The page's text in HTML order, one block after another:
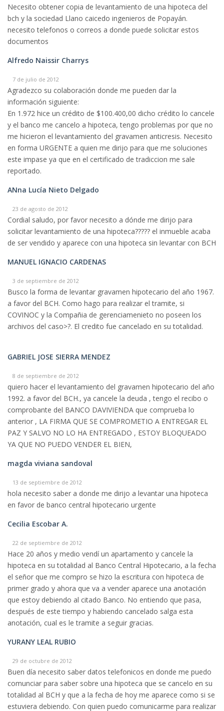
Necesito obtener copia de levantamiento de una hipoteca del
bch y la sociedad Llano caicedo ingenieros de Popayán.
necesito telefonos o correos a donde puede solicitar estos
documentos
Alfredo Naissir Charrys
7 de julio de 2012
Agradezco su colaboración donde me pueden dar la
información siguiente:
En 1.972 hice un crédito de $100.400,00 dicho crédito lo cancele
y el banco me cancelo a hipoteca, tengo problemas por que no
me hicieron el levantamiento del gravamen anticresis. Necesito
en forma URGENTE a quien me dirijo para que me soluciones
este impase ya que en el certificado de tradiccion me sale
reportado.
ANna Lucía Nieto Delgado
23 de agosto de 2012
Cordial saludo, por favor necesito a dónde me dirijo para
solicitar levantamiento de una hipoteca????? el inmueble acaba
de ser vendido y aparece con una hipoteca sin levantar con BCH
MANUEL IGNACIO CARDENAS
3 de septiembre de 2012
Busco la forma de levantar gravamen hipotecario del año 1967.
a favor del BCH. Como hago para realizar el tramite, si
COVINOC y la Compañia de gerenciamenieto no poseen los
archivos del caso>?. El credito fue cancelado en su totalidad.
GABRIEL JOSE SIERRA MENDEZ
8 de septiembre de 2012
quiero hacer el levantamiento del gravamen hipotecario del año
1992. a favor del BCH., ya cancele la deuda , tengo el recibo o
comprobante del BANCO DAVIVIENDA que comprueba lo
anterior , LA FIRMA QUE SE COMPROMETIO A ENTREGAR EL
PAZ Y SALVO NO LO HA ENTREGADO , ESTOY BLOQUEADO
YA QUE NO PUEDO VENDER EL BIEN,
magda viviana sandoval
13 de septiembre de 2012
hola necesito saber a donde me dirijo a levantar una hipoteca
en favor de banco central hipotecario urgente
Cecilia Escobar A.
22 de septiembre de 2012
Hace 20 años y medio vendí un apartamento y cancele la
hipoteca en su totalidad al Banco Central Hipotecario, a la fecha
el señor que me compro se hizo la escritura con hipoteca de
primer grado y ahora que va a vender aparece una anotación
que estoy debiendo al citado Banco. No entiendo que pasa,
después de este tiempo y habiendo cancelado salga esta
anotación, cual es le tramite a seguir gracias.
YURANY LEAL RUBIO
29 de octubre de 2012
Buen día necesito saber datos telefonicos en donde me puedo
comunciar para saber sobre una hipoteca que se cancelo en su
totalidad al BCH y que a la fecha de hoy me aparece como si se
estuviera debiendo. Con quien puedo comunicarme para realizar